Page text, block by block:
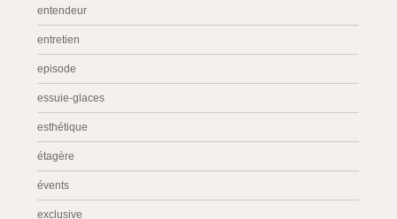
entendeur
entretien
episode
essuie-glaces
esthétique
étagère
évents
exclusive